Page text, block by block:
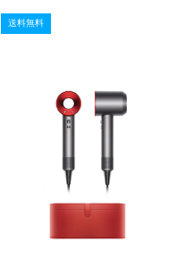
送料無料